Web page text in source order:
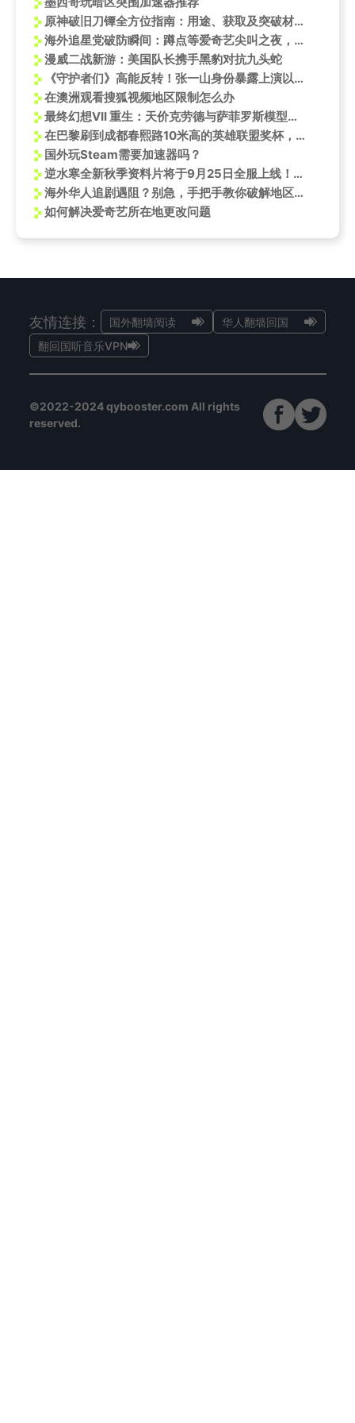
原神破旧刀镡全方位指南：用途、获取及突破材料合成
海外追星党破防瞬间：蹲点等爱奇艺尖叫之夜，却卡在‘仅限中国大陆’的提示页
漫威二战新游：美国队长携手黑豹对抗九头蛇
《守护者们》高能反转！张一山身份暴露上演以命换命，这段演技太戳心
在澳洲观看搜狐视频地区限制怎么办
最终幻想VII 重生：天价克劳德与萨菲罗斯模型开启预售
在巴黎刷到成都春熙路10米高的英雄联盟奖杯，我默默看了眼时差：海外党怎么破防？
国外玩Steam需要加速器吗？
逆水寒全新秋季资料片将于9月25日全服上线！国外玩逆水寒打不开游戏怎么办？
海外华人追剧遇阻？别急，手把手教你破解地区限制，畅享《长安二十四计》等热播内容
如何解决爱奇艺所在地更改问题
友情连接： 国外翻墙阅读
华人翻墙回国
翻回国听音乐VPN
©2022-2024 qybooster.com All rights
reserved.